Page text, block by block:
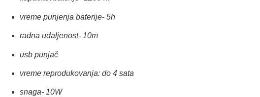
vreme punjenja baterije- 5h
radna udaljenost- 10m
usb punjač
vreme reprodukovanja: do 4 sata
snaga- 10W